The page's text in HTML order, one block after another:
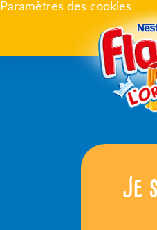
Paramètres des cookies
Je